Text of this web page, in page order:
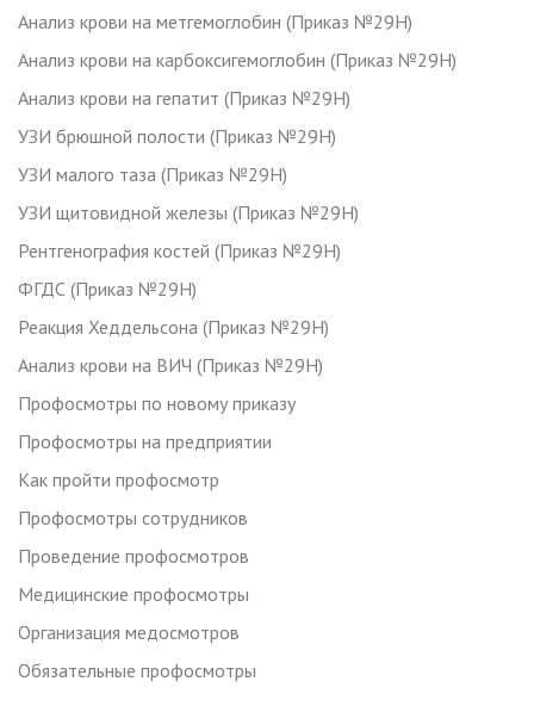
Анализ крови на метгемоглобин (Приказ №29Н)
Анализ крови на карбоксигемоглобин (Приказ №29Н)
Анализ крови на гепатит (Приказ №29Н)
УЗИ брюшной полости (Приказ №29Н)
УЗИ малого таза (Приказ №29Н)
УЗИ щитовидной железы (Приказ №29Н)
Рентгенография костей (Приказ №29Н)
ФГДС (Приказ №29Н)
Реакция Хеддельсона (Приказ №29Н)
Анализ крови на ВИЧ (Приказ №29Н)
Профосмотры по новому приказу
Профосмотры на предприятии
Как пройти профосмотр
Профосмотры сотрудников
Проведение профосмотров
Медицинские профосмотры
Организация медосмотров
Обязательные профосмотры